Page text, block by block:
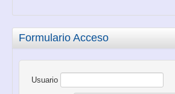
Formulario Acceso
Usuario